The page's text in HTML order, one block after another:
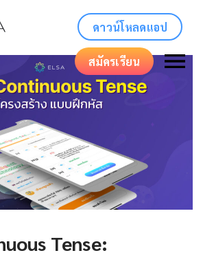
ดาวน์โหลดแอป
สมัครเรียน
Tense: